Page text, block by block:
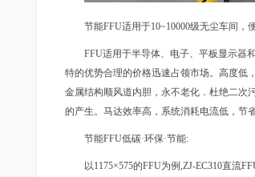
节能FFU适用于10~10000级无尘车间，
FFU适用于半导体、电子、平板显示器
特的优势合理的价格迅速占领市场。高度低
金属结构顺风道内胆，永不老化．杜绝二次
的产生。马达效率高，系统消耗电流低，节
节能FFU低碳·环保·节能:
以1175×575的FFU为例,ZJ-EC310直流